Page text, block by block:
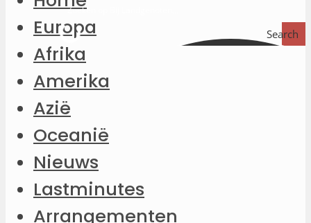
Search
Europa
Afrika
Amerika
Azië
Oceanië
Nieuws
Lastminutes
Arrangementen